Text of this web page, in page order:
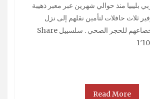
بليبيا منذ حوالي شهرين عبر معبر ذهيبة
ثلاث حافلات لتأمين نقلهم إلى نزل
بجزيرة جربة لإخضاعهم للحجر الصحي . سلسبيل Share
Read More